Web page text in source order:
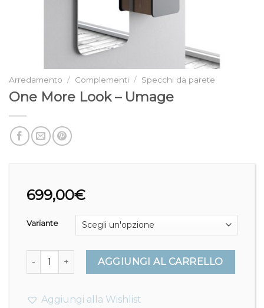
Arredamento / Complementi / Specchi da parete
One More Look – Umage
699,00€
Variante
One More Look - Umage quantità
AGGIUNGI AL CARRELLO
Aggiungi alla Wishlist